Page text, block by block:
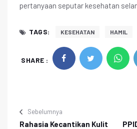
pertanyaan seputar kesehatan
TAGS: KESEHATAN HAMIL
SHARE :
Sebelumnya
Rahasia Kecantikan Kulit